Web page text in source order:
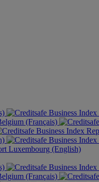
(Français)
Luxembourg (English)
(Français)